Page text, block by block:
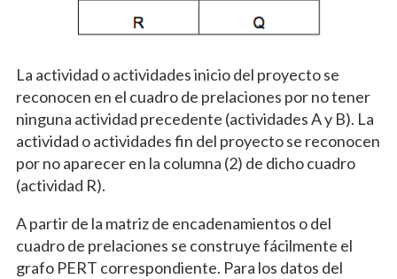
La actividad o actividades inicio del proyecto se
reconocen en el cuadro de prelaciones por no tener
ninguna actividad precedente (actividades A y B). La
actividad o actividades fin del proyecto se reconocen
por no aparecer en la columna (2) de dicho cuadro
(actividad R).
A partir de la matriz de encadenamientos o del
cuadro de prelaciones se construye fácilmente el
grafo PERT correspondiente. Para los datos del